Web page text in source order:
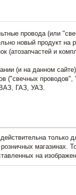
провода (или
новый продукт на
(атозапчастей и
(и на данном
("свечных
ГАЗ, УАЗ.
только
магазинах.
на